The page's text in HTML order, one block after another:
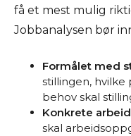
få et mest mulig
Jobbanalysen bør
Formålet med
stillingen, hvilke
behov skal
Konkrete
skal